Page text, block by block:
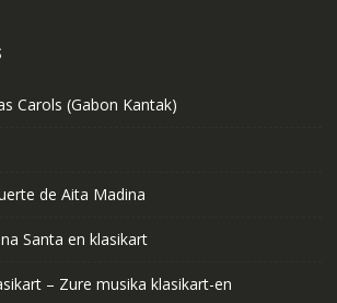
Carols (Gabon Kantak)
de Aita Madina
Santa en klasikart
– Zure musika klasikart-en